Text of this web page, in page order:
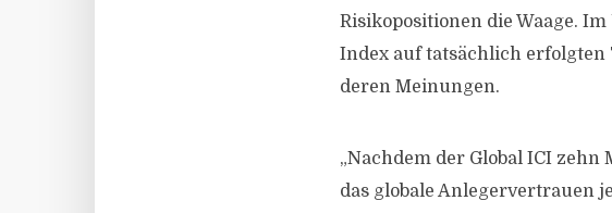
Risikopositionen die Waage.
Index auf tatsächlich
deren Meinungen.
„Nachdem der Global ICI
das globale Anlegervertrauen